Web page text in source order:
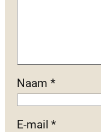
Naam *
E-mail*